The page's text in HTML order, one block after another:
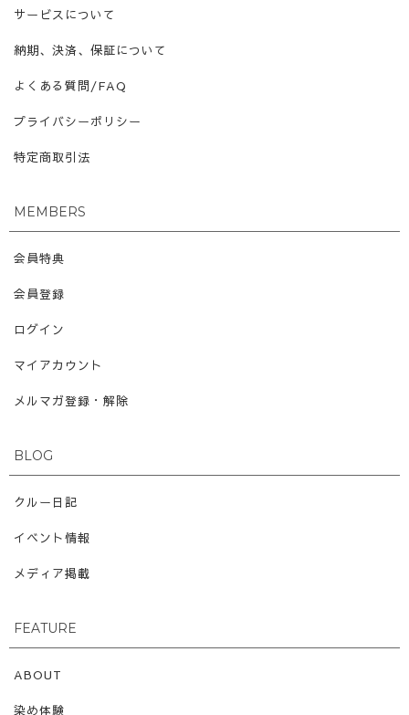
サービスについて
納期、決済、保証について
よくある質問/FAQ
プライバシーポリシー
特定商取引法
MEMBERS
会員特典
会員登録
ログイン
マイアカウント
メルマガ登録・解除
BLOG
クルー日記
イベント情報
メディア掲載
FEATURE
ABOUT
染め体験